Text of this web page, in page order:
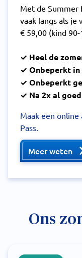
Met de Summer
vaak langs als je
€ 59,00 (kind 90-
✓ Heel de
✓ Onbeperkt
✓ Onbeperkt
✓ Na 2x al
Maak een online
Pass.
Meer weten
Ons